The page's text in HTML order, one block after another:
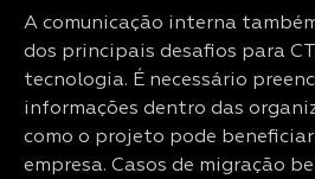
A comunicação interna
dos principais desafios para
tecnologia. É necessário
informações dentro das
como o projeto pode
empresa. Casos de migração